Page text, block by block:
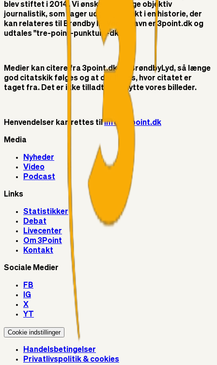
blev stiftet i 2014. Vi ønsker at bringe objektiv
journalistik, som tager udgangspunkt i en historie, der
kan relateres til Brøndby IF. Vores navn er 3point.dk og
udtales "tre-point-punktum-dk"
Medier kan citere fra 3point.dk og BrøndbyLyd, så længe
god citatskik følges og at der linkes, hvor citatet er
taget fra. Det er ikke tilladt at benytte vores billeder.
Henvendelser kan rettes tilinfo@3point.dk
Media
Nyheder
Video
Podcast
Links
Statistikker
Debat
Livecenter
Om 3Point
Kontakt
Sociale Medier
FB
IG
X
YT
Cookie indstillinger
Handelsbetingelser
Privatlivspolitik & cookies